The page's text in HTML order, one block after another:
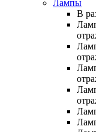
Лампы
В